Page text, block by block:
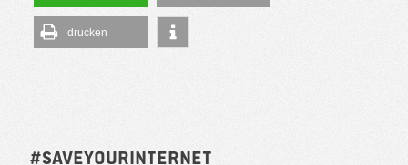
drucken
#SAVEYOURINTERNET